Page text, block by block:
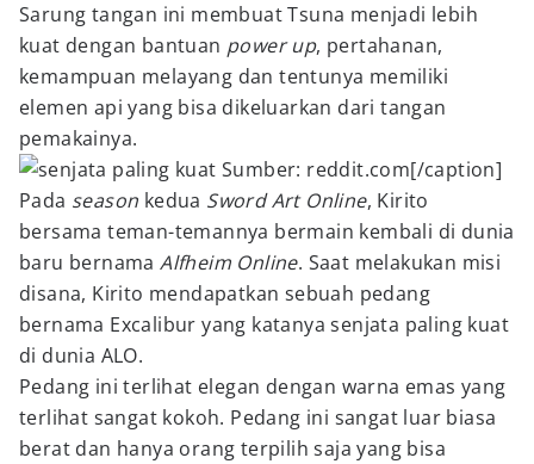
Sarung tangan ini membuat Tsuna menjadi lebih
kuat dengan bantuan power up, pertahanan,
kemampuan melayang dan tentunya memiliki
elemen api yang bisa dikeluarkan dari tangan
pemakainya.
Sumber: reddit.com[/caption]
Pada season kedua Sword Art Online, Kirito
bersama teman-temannya bermain kembali di dunia
baru bernamaAlfheim Online. Saat melakukan misi
disana, Kirito mendapatkan sebuah pedang
bernama Excalibur yang katanya senjata paling kuat
di dunia ALO.
Pedang ini terlihat elegan dengan warna emas yang
terlihat sangat kokoh. Pedang ini sangat luar biasa
berat dan hanya orang terpilih saja yang bisa